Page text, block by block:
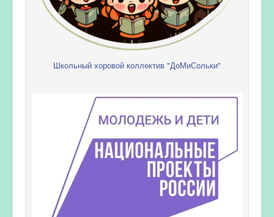
Школьный хоровой коллектив "ДоМиСольки"